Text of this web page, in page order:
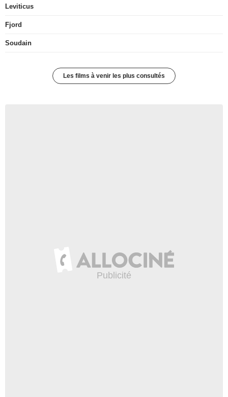
Leviticus
Fjord
Soudain
Les films à venir les plus consultés